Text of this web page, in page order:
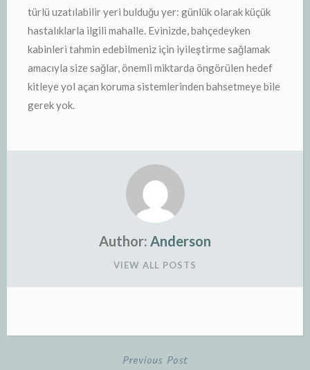
türlü uzatılabilir yeri bulduğu yer: günlük olarak küçük
hastalıklarla ilgili mahalle. Evinizde, bahçedeyken
kabinleri tahmin edebilmeniz için iyileştirme sağlamak
amacıyla size sağlar, önemli miktarda öngörülen hedef
kitleye yol açan koruma sistemlerinden bahsetmeye bile
gerek yok.
Author: Anderson
VIEW ALL POSTS
Previous Post